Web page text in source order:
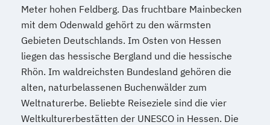
Meter hohen Feldberg. Das fruchtbare Mainbecken
mit dem Odenwald gehört zu den wärmsten
Gebieten Deutschlands. Im Osten von Hessen
liegen das hessische Bergland und die hessische
Rhön. Im waldreichsten Bundesland gehören die
alten, naturbelassenen Buchenwälder zum
Weltnaturerbe. Beliebte Reiseziele sind die vier
Weltkulturerbestätten der UNESCO in Hessen. Die